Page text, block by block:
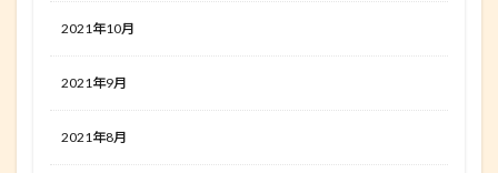
2021年10月
2021年9月
2021年8月